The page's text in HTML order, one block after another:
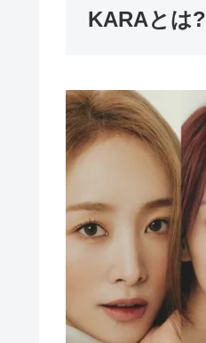
KARAとは?